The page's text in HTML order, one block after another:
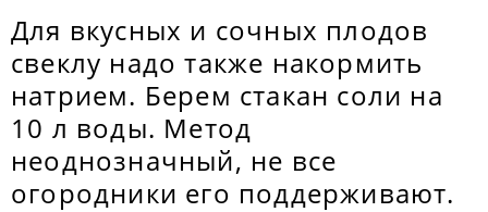
Для вкусных и сочных плодов
свеклу надо также накормить
натрием. Берем стакан соли на
10 л воды. Метод
неоднозначный, не все
огородники его поддерживают.